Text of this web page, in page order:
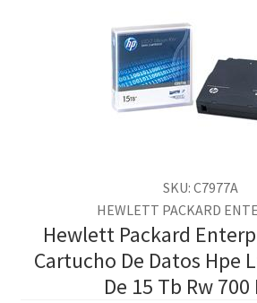
SKU: C7977A
HEWLETT PACKARD
Hewlett Packard
Cartucho De Datos Hpe
De 15 Tb Rw 700